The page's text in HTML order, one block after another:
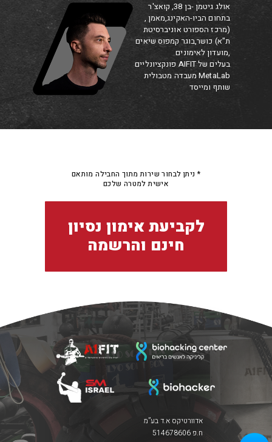
אולג גיטמן -בן 38, קואצ'ר
בתחום הביו-האקינג,מאמן ,
(מרכז הספורט אוניברסיטת
ת"א) כושר,בוגר קמפוס שיאים
,מועדון לאימונים
פונקציונליים AIFIT בעלים של
מעבדה מטבולית MetaLab
שותף ומייסד
אדוורטיקס א.ד בע”מ
ח.פ 514678606
ניתן לבחור שירות מתוך החבילה מותאם *
אישית למטרה שלכם
לקביעת אימון נסיון
חינם והרשמה